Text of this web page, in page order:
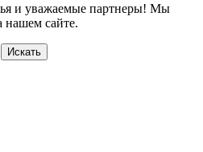
и уважаемые партнеры! Мы
нашем сайте.